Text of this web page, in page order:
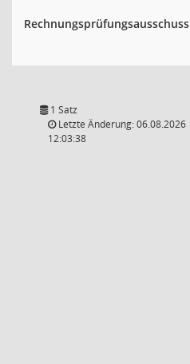
Rechnungsprüfungsausschuss
1 Satz
Letzte Änderung: 06.08.2026
12:03:38